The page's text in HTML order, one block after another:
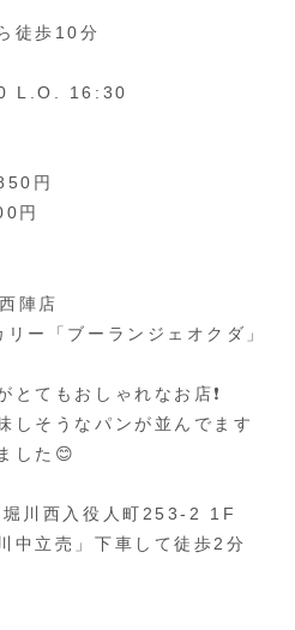
徒歩10分
L.O. 16:30
円
円
陣店
ー「ブーランジェオクダ」
てもおしゃれなお店❗️
しそうなパンが並んでます
した😊
堀川西入役人町253-2 1F
立売」下車して徒歩2分